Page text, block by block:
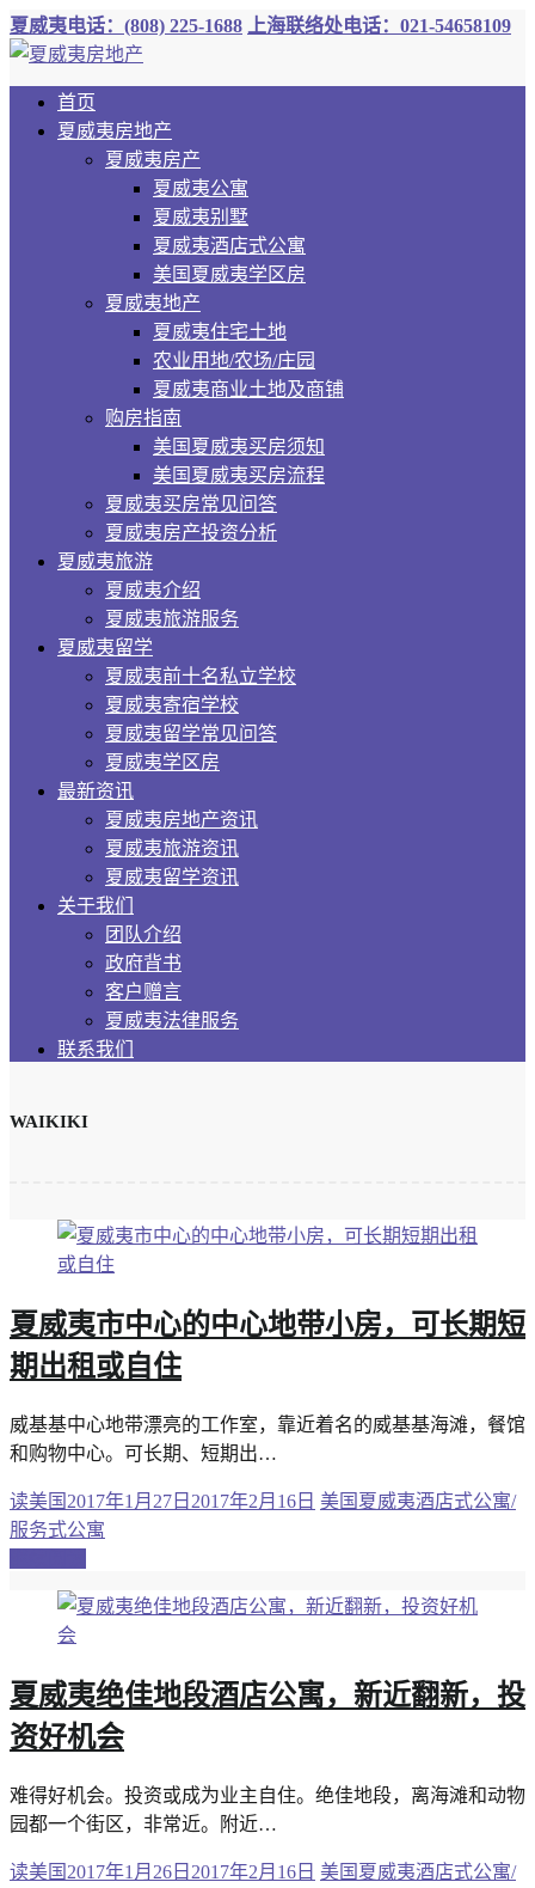
夏威夷电话：(808) 225-1688 上海联络处电话：021-54658109
首页
夏威夷房地产
夏威夷房产
夏威夷公寓
夏威夷别墅
夏威夷酒店式公寓
美国夏威夷学区房
夏威夷地产
夏威夷住宅土地
农业用地/农场/庄园
夏威夷商业土地及商铺
购房指南
美国夏威夷买房须知
美国夏威夷买房流程
夏威夷买房常见问答
夏威夷房产投资分析
夏威夷旅游
夏威夷介绍
夏威夷旅游服务
夏威夷留学
夏威夷前十名私立学校
夏威夷寄宿学校
夏威夷留学常见问答
夏威夷学区房
最新资讯
夏威夷房地产资讯
夏威夷旅游资讯
夏威夷留学资讯
关于我们
团队介绍
政府背书
客户赠言
夏威夷法律服务
联系我们
WAIKIKI
夏威夷市中心的中心地带小房，可长期短
期出租或自住
威基基中心地带漂亮的工作室，靠近着名的威基基海滩，餐馆
和购物中心。可长期、短期出…
读美国 2017年1月27日 2017年2月16日 美国夏威夷酒店式公寓/
服务式公寓
夏威夷绝佳地段酒店公寓，新近翻新，投
资好机会
难得好机会。投资或成为业主自住。绝佳地段，离海滩和动物
园都一个街区，非常近。附近…
读美国 2017年1月26日 2017年2月16日 美国夏威夷酒店式公寓/